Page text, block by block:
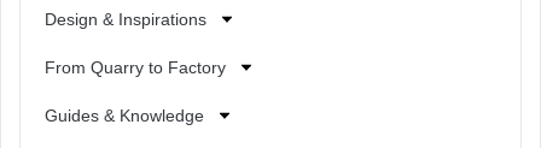
Design & Inspirations
From Quarry to Factory
Guides & Knowledge